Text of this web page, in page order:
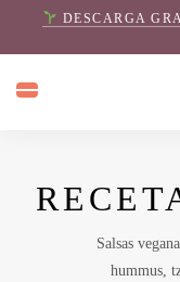
DESCARGA
Salsas
hummus,